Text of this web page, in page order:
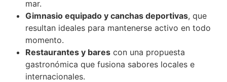
mar.
Gimnasio equipado y canchas deportivas, que
resultan ideales para mantenerse activo en todo
momento.
Restaurantes y bares con una propuesta
gastronómica que fusiona sabores locales e
internacionales.